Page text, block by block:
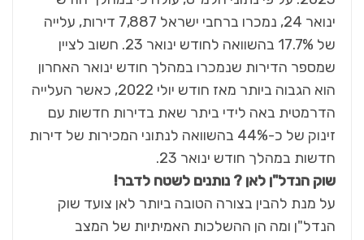
ינואר 24, נמכרו ברחבי ישראל 7,887 דירות, עלייה
של 17.7% בהשוואה לחודש ינואר 23. חשוב לציין
שמספר הדירות שנמכרו במהלך חודש ינואר האחרון
הוא הגבוה ביותר מאז חודש יולי 2022, כאשר העלייה
הדרמטית באה לידי ביתר שאת בדירות חדשות עם
זינוק של כ-44% בהשוואה לנתוני המכירות של דירות
חדשות במהלך חודש ינואר 23.
שוק הנדל"ן לאן ? נותנים לשטח לדבר!
על מנת להבין בצורה הטובה ביותר לאן צועד שוק
הנדל"ן ומה הן ההשלכות האמיתיות של המצב